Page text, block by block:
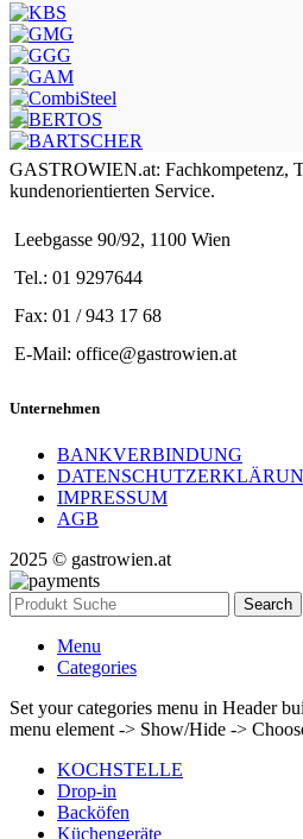
GASTROWIEN.at: Fachkompetenz,
kundenorientierten Service.
Leebgasse 90/92, 1100 Wien
Tel.: 01 9297644
Fax: 01 / 943 17 68
E-Mail: office@gastrowien.at
Unternehmen
BANKVERBINDUNG
IMPRESSUM
AGB
2025 © gastrowien.at
Search
Menu
Categories
Set your categories menu in Header
menu element -> Show/Hide ->
KOCHSTELLE
Drop-in
Backöfen
Küchengeräte